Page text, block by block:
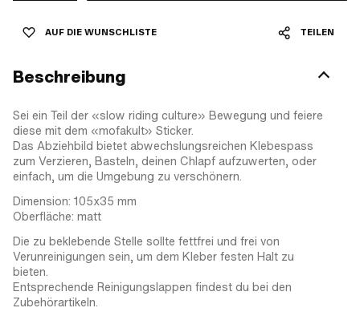
AUF DIE WUNSCHLISTE TEILEN
Beschreibung
Sei ein Teil der «slow riding culture» Bewegung und feiere
diese mit dem «mofakult» Sticker.
Das Abziehbild bietet abwechslungsreichen Klebespass
zum Verzieren, Basteln, deinen Chlapf aufzuwerten, oder
einfach, um die Umgebung zu verschönern.
Dimension: 105x35 mm
Oberfläche: matt
Die zu beklebende Stelle sollte fettfrei und frei von
Verunreinigungen sein, um dem Kleber festen Halt zu
bieten.
Entsprechende Reinigungslappen findest du bei den
Zubehörartikeln.